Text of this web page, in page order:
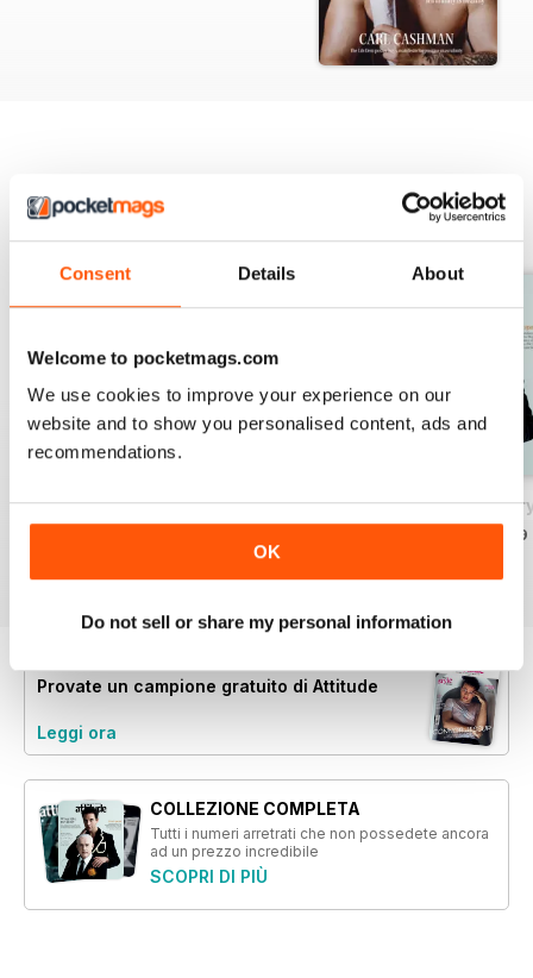
Consent Details About
Welcome to pocketmags.com
We use cookies to improve your experience on our
website and to show you personalised content, ads and
recommendations.
OK
Do not sell or share my personal information
EDIZIONI INDIETRO Visualizza tutti
May/June 26 March/April 26
Al carrello
January/
€5,99
Provate un campione gratuito di Attitude
Leggi ora
COLLEZIONE COMPLETA
Tutti i numeri arretrati che non possedete ancora
ad un prezzo incredibile
SCOPRI DI PIÙ